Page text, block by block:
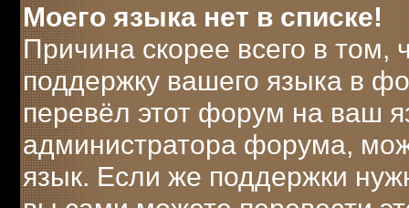
Моего языка нет в списке!
Причина скорее всего в том,
поддержку вашего языка в
перевёл этот форум на ваш
администратора форума,
язык. Если же поддержки